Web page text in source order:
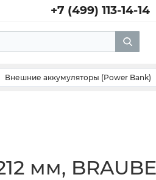
+7 (499) 113-14-14
Внешние аккумуляторы (Power Bank)
мм,